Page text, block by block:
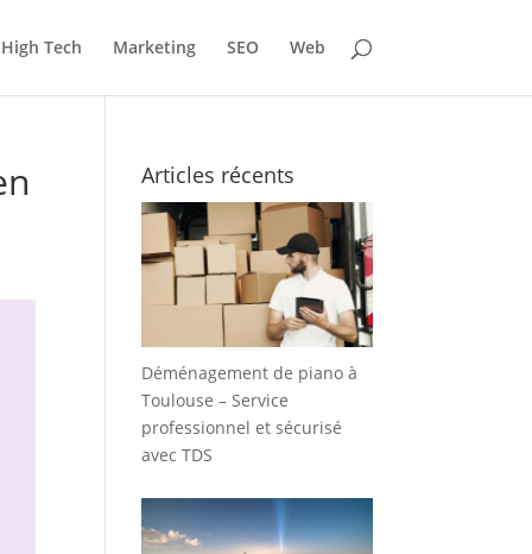
High Tech Marketing SEO Web
Articles récents
Déménagement de piano à
Toulouse – Service
professionnel et sécurisé
avec TDS